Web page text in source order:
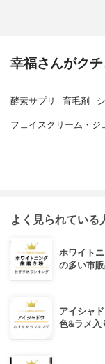
幸福さんがク
酵素サプリ 育毛剤
フェイスクリーム・ジ
よく見られている
ホワイト
の多い市
アイシャ
色&ラメ入